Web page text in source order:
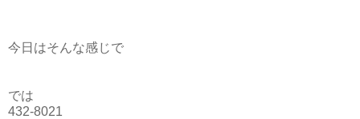
今日はそんな感じで
では
432-8021